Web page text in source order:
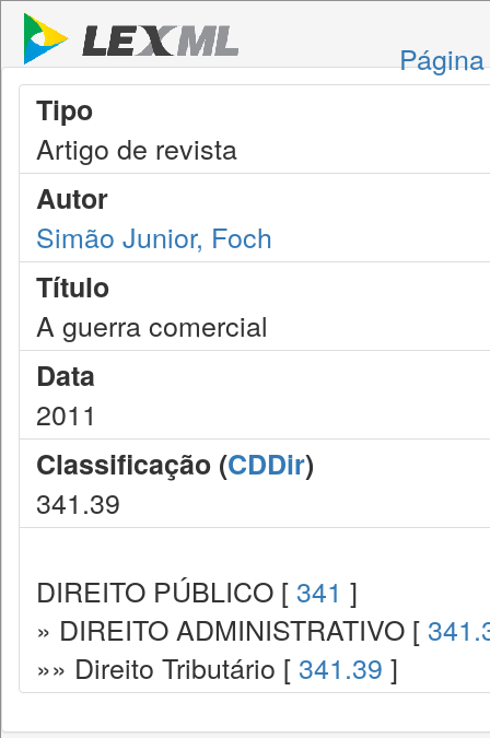
Tipo
Artigo de revista
Autor
Simão Junior, Foch
Título
A guerra comercial
Data
2011
Classificação (CDDir)
341.39
DIREITO PÚBLICO [ 341 ]
» DIREITO ADMINISTRATIVO [
»» Direito Tributário [ 341.39 ]